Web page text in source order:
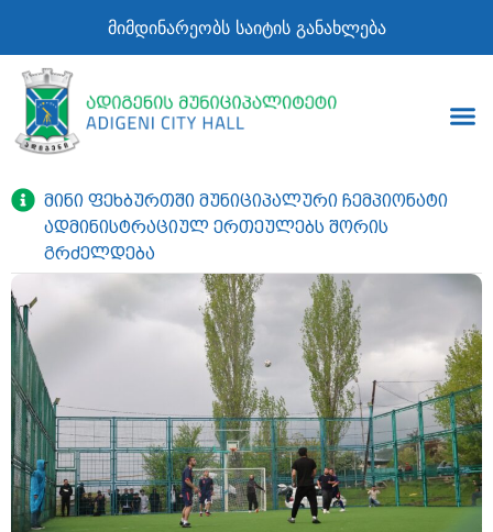
მიმდინარეობს საიტის განახლება
მინი ფეხბურთში მუნიციპალური ჩემპიონატი
ადმინისტრაციულ ერთეულებს შორის
გრძელდება